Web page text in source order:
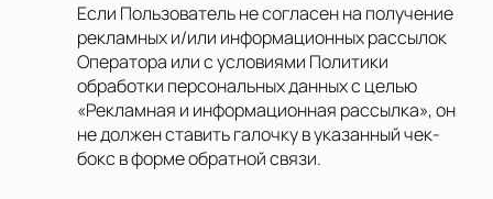
Если Пользователь не согласен на получение
рекламных и/или информационных рассылок
Оператора или с условиями Политики
обработки персональных данных с целью
«Рекламная и информационная рассылка», он
не должен ставить галочку в указанный чек-
бокс в форме обратной связи.